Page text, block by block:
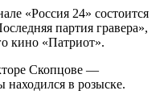
«Россия 24» состоится
партия гравера»,
кино «Патриот».
Скопцове —
находился в розыске.